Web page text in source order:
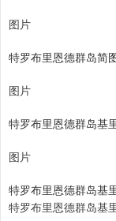
图片
特罗布里恩德群岛简
图片
特罗布里恩德群岛基
图片
特罗布里恩德群岛基
特罗布里恩德群岛基